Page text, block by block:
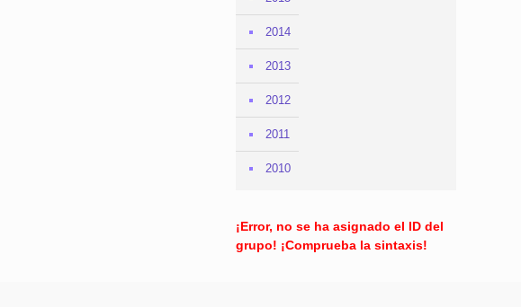
2014
2013
2012
2011
2010
¡Error, no se ha asignado el ID del
grupo! ¡Comprueba la sintaxis!